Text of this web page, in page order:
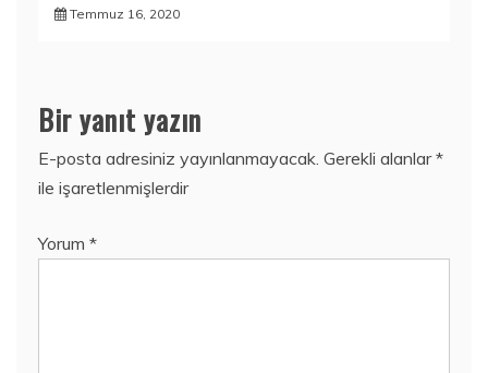
Temmuz 16, 2020
Bir yanıt yazın
E-posta adresiniz yayınlanmayacak. Gerekli alanlar*
ile işaretlenmişlerdir
Yorum *